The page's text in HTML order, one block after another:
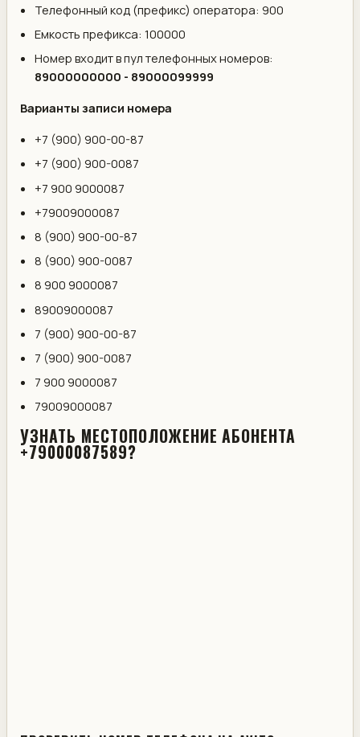
Телефонный код (префикс) оператора: 900
Емкость префикса: 100000
Номер входит в пул телефонных номеров:
89000000000 - 89000099999
Варианты записи номера
+7 (900) 900-00-87
+7 (900) 900-0087
+7 900 9000087
+79009000087
8 (900) 900-00-87
8 (900) 900-0087
8 900 9000087
89009000087
7 (900) 900-00-87
7 (900) 900-0087
7 900 9000087
79009000087
УЗНАТЬ МЕСТОПОЛОЖЕНИЕ АБОНЕНТА
+79000087589?